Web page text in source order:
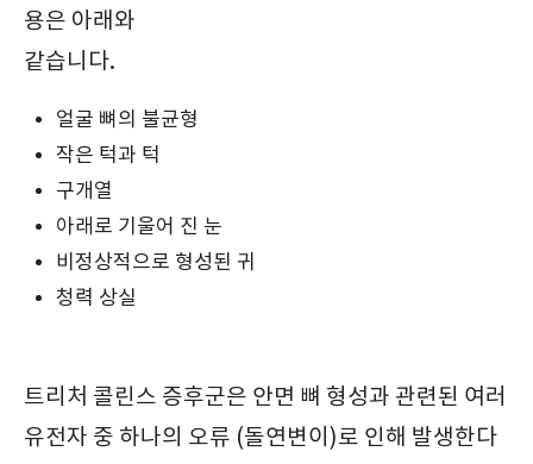
용은 아래와
같습니다.
얼굴 뼈의 불균형
작은 턱과 턱
구개열
아래로 기울어 진 눈
비정상적으로 형성된 귀
청력 상실
트리처 콜린스 증후군은 안면 뼈 형성과 관련된 여러
유전자 중 하나의 오류 (돌연변이)로 인해 발생한다